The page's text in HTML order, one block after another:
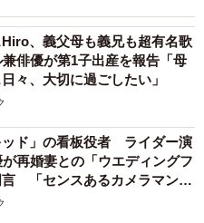
、義父母も義兄も超有名歌
俳優が第1子出産を報告「母
々、大切に過ごしたい」
ッド」の看板役者 ライダー演
が再婚妻との「ウエディングフ
言 「センスあるカメラマン求